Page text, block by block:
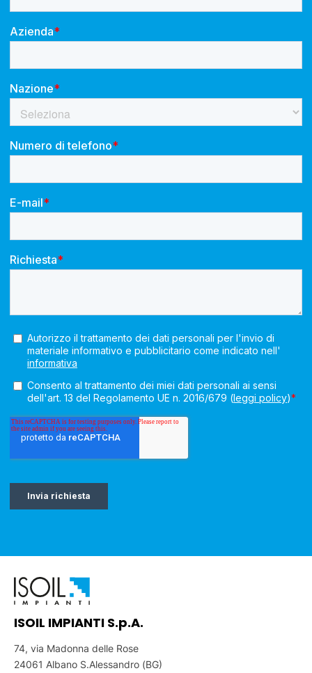
ISOIL IMPIANTI S.p.A.
74, via Madonna delle Rose
24061 Albano S.Alessandro (BG)